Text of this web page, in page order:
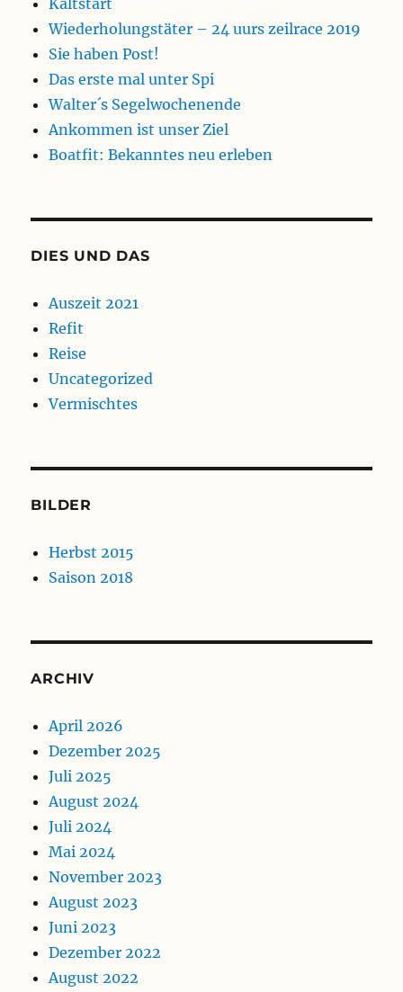
Wiederholungstäter – 24 uurs zeilrace 2019
Sie haben Post!
Das erste mal unter Spi
Walter´s Segelwochenende
Ankommen ist unser Ziel
Boatfit: Bekanntes neu erleben
DIES UND DAS
Auszeit 2021
Refit
Reise
Uncategorized
Vermischtes
BILDER
Herbst 2015
Saison 2018
ARCHIV
April 2026
Dezember 2025
Juli 2025
August 2024
Juli 2024
Mai 2024
November 2023
August 2023
Juni 2023
Dezember 2022
August 2022